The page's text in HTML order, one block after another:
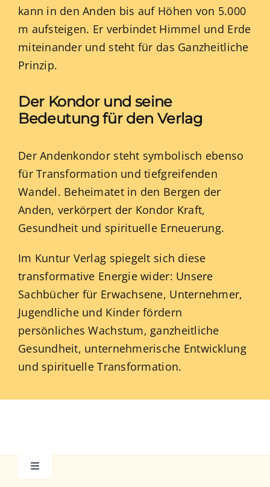
kann in den Anden bis auf Höhen von 5.000
m aufsteigen. Er verbindet Himmel und Erde
miteinander und steht für das Ganzheitliche
Prinzip.
Der Kondor und seine
Bedeutung für den Verlag
Der Andenkondor steht symbolisch ebenso
für Transformation und tiefgreifenden
Wandel. Beheimatet in den Bergen der
Anden, verkörpert der Kondor Kraft,
Gesundheit und spirituelle Erneuerung.
Im Kuntur Verlag spiegelt sich diese
transformative Energie wider: Unsere
Sachbücher für Erwachsene, Unternehmer,
Jugendliche und Kinder fördern
persönliches Wachstum, ganzheitliche
Gesundheit, unternehmerische Entwicklung
und spirituelle Transformation.
Toggle